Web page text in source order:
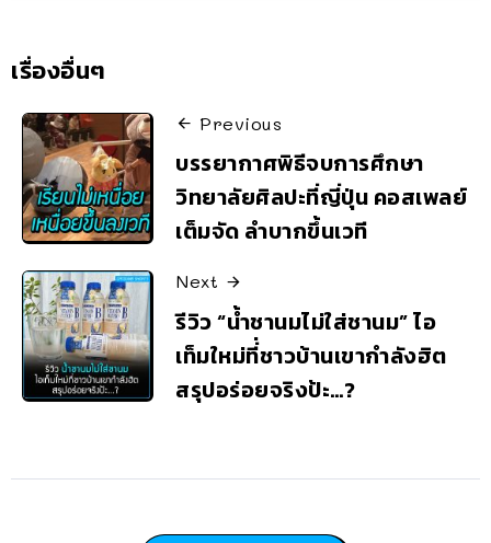
เรื่องอื่นๆ
Previous
บรรยากาศพิธีจบการศึกษา
วิทยาลัยศิลปะที่ญี่ปุ่น คอสเพลย์
เต็มจัด ลำบากขึ้นเวที
Next
รีวิว “น้ำชานมไม่ใส่ชานม” ไอ
เท็มใหม่ที่่ชาวบ้านเขากำลังฮิต
สรุปอร่อยจริงป้ะ…?